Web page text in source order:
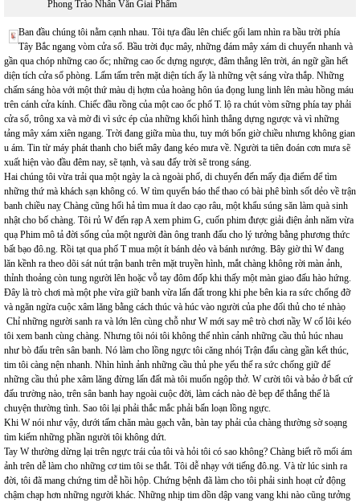
Phong Trào Nhân Văn Giai Phẩm
Ban đầu chúng tôi nằm cạnh nhau. Tôi tựa đầu lên chiếc gối lam nhìn ra bầu trời phía
Tây Bắc ngang vòm cửa sổ. Bầu trời đục mây, những đám mây xám di chuyển nhanh và
gần qua chóp những cao ốc; những cao ốc dựng ngược, đâm thẳng lên trời, án ngữ gần hết
diện tích cửa sổ phòng. Lấm tấm trên mặt diện tích ấy là những vệt sáng vừa thắp. Những
chấm sáng hòa với một thứ màu dị hợm của hoàng hôn úa đọng lung linh lên màu hồng máu
trên cánh cửa kính. Chiếc đầu rồng của một cao ốc phố T. lộ ra chút vòm sững phía tay phải
cửa sổ, trông xa và mờ đi vì sức ép của những khối hình thẳng dựng ngược và vì những
tảng mây xám xiên ngang. Trời đang giữa mùa thu, tuy mới bốn giờ chiều nhưng không gian
u ám. Tin từ máy phát thanh cho biết mây đang kéo mưa về. Người ta tiên đoán cơn mưa sẽ
xuất hiện vào đầu đêm nay, sẽ tạnh, và sau đấy trời sẽ trong sáng.
Hai chúng tôi vừa trải qua một ngày la cà ngoài phố, di chuyển đến mấy địa điểm để tìm
những thứ mà khách sạn không có. W tìm quyển báo thể thao có bài phê bình sốt dẻo về trận
banh chiều naỵ Chàng cũng hối hả tìm mua ít dao cạo râu, một khẩu súng săn làm quà sinh
nhật cho bố chàng. Tôi rủ W đến rạp A xem phim G, cuốn phim được giải điện ảnh năm vừa
quạ Phim mô tả đời sống của một người đàn ông tranh đấu cho lý tưởng bằng phương thức
bất bạo đô.ng. Rồi tạt qua phố T mua một ít bánh dẻo và bánh nướng. Bây giờ thì W đang
lăn kềnh ra theo dõi sát nút trận banh trên mặt truyền hình, mắt chàng không rời màn ảnh,
thỉnh thoảng còn tung người lên hoặc vỗ tay đôm đốp khi thấy một màn giao đấu hào hứng.
Đây là trò chơi mà một phe vừa giữ banh vừa lấn đất trong khi phe bên kia ra sức chống đỡ
và ngăn ngừa cuộc xâm lăng bằng cách thúc và húc vào người của phe đối thủ cho té nhàọ
Chỉ những người sanh ra và lớn lên cùng chỗ như W mới say mê trò chơi nầỵ W cố lôi kéo
tôi xem banh cùng chàng. Nhưng tôi nói tôi không thể nhìn cảnh những cầu thủ húc nhau
như bò đấu trên sân banh. Nó làm cho lồng ngực tôi căng nhóị Trận đấu càng gần kết thúc,
tim tôi càng nện nhanh. Nhìn hình ảnh những cầu thủ phe yếu thế ra sức chống giữ để
những cầu thủ phe xâm lăng đừng lấn đất mà tôi muốn ngộp thở. W cười tôi và bảo ở bất cứ
đấu trường nào, trên sân banh hay ngoài cuộc đời, làm cách nào đè bẹp để thắng thế là
chuyện thường tình. Sao tôi lại phải thắc mắc phải bấn loạn lồng ngực.
Khi W nói như vậy, dưới tấm chăn màu gạch vằn, bàn tay phải của chàng thường sờ soạng
tìm kiếm những phần người tôi không dứt.
Tay W thường dừng lại trên ngực trái của tôi và hỏi tôi có sao không? Chàng biết rõ mối ám
ảnh trên dễ làm cho những cơ tim tôi se thắt. Tôi dễ nhạy với tiếng đô.ng. Và từ lúc sinh ra
đời, tôi đã mang chứng tim dễ hồi hộp. Chứng bệnh đã làm cho tôi phải sinh hoạt cử động
chậm chạp hơn những người khác. Những nhịp tim dồn dập vang vang khi nào cũng tưởng